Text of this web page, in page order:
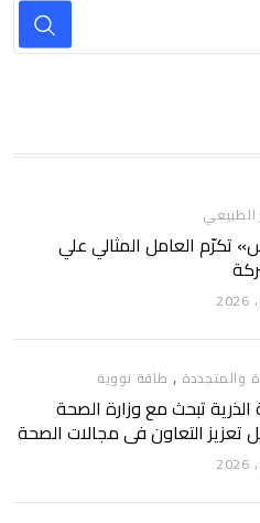
الطبيعي
تكرّم العامل المثالي علي
والمتجددة , طاقة نووية
تبحث مع وزارة الصحة
تعزيز التعاون في مجالات الصحة